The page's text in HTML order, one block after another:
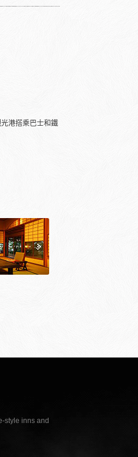
港搭乘巴士和鐵
style inns and